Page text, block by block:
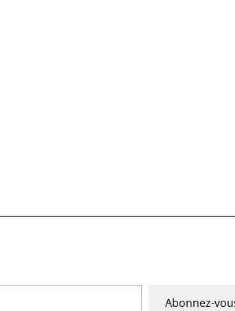
Abonnez-